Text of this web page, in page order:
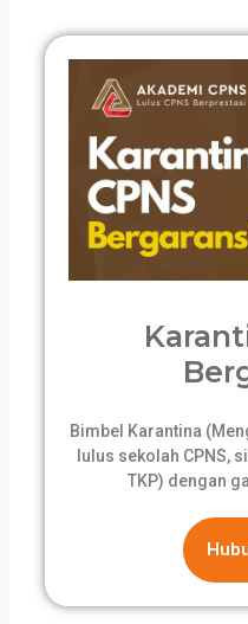
Bimbel Karantina
lulus sekolah CPNS,
TKP) dengan